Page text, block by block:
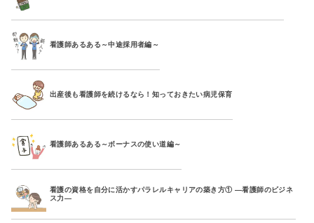
看護師あるある～中途採用者編～
出産後も看護師を続けるなら！知っておきたい病児保育
看護師あるある～ボーナスの使い道編～
看護の資格を自分に活かすパラレルキャリアの築き方① ―看護師のビジネ
ス力―